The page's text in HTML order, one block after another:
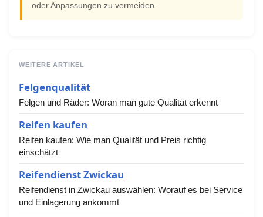
oder Anpassungen zu vermeiden.
WEITERE ARTIKEL
Felgenqualität
Felgen und Räder: Woran man gute Qualität erkennt
Reifen kaufen
Reifen kaufen: Wie man Qualität und Preis richtig
einschätzt
Reifendienst Zwickau
Reifendienst in Zwickau auswählen: Worauf es bei Service
und Einlagerung ankommt